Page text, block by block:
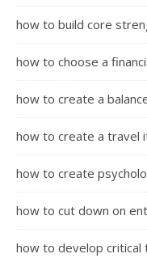
how to build core
how to choose a
how to create a
how to create a travel
how to create
how to cut down on
how to develop critical